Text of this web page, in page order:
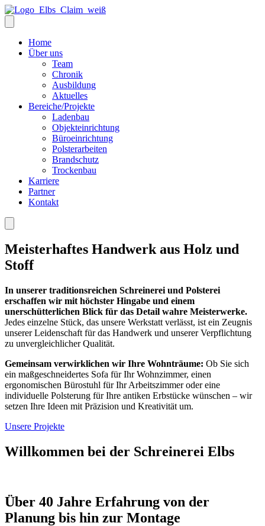
Home
Über uns
Team
Chronik
Ausbildung
Aktuelles
Bereiche/Projekte
Ladenbau
Objekteinrichtung
Büroeinrichtung
Polsterarbeiten
Brandschutz
Trockenbau
Karriere
Partner
Kontakt
Meisterhaftes Handwerk aus Holz und
Stoff
In unserer traditionsreichen Schreinerei und Polsterei
erschaffen wir mit höchster Hingabe und einem
unerschütterlichen Blick für das Detail wahre Meisterwerke.
Jedes einzelne Stück, das unsere Werkstatt verlässt, ist ein Zeugnis
unserer Leidenschaft für das Handwerk und unserer Verpflichtung
zu unvergleichlicher Qualität.
Gemeinsam verwirklichen wir Ihre Wohnträume: Ob Sie sich
ein maßgeschneidertes Sofa für Ihr Wohnzimmer, einen
ergonomischen Bürostuhl für Ihr Arbeitszimmer oder eine
individuelle Polsterung für Ihre antiken Erbstücke wünschen – wir
setzen Ihre Ideen mit Präzision und Kreativität um.
Unsere Projekte
Willkommen bei der Schreinerei Elbs
Über 40 Jahre Erfahrung von der
Planung bis hin zur Montage